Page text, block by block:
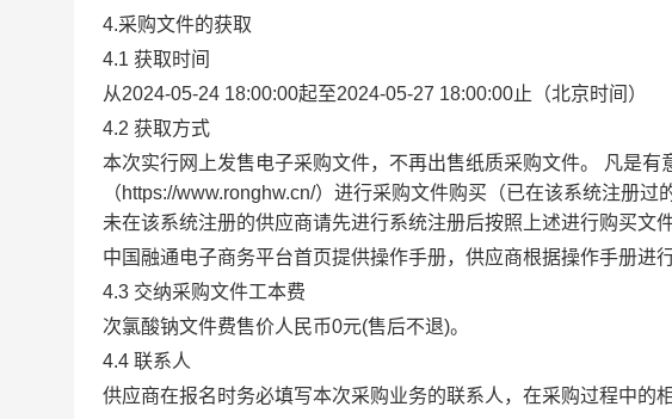
4.采购文件的获取
4.1 获取时间
从2024-05-24 18:00:00起至2024-05-27 18:00:00止（北京时间）
4.2 获取方式
本次实行网上发售电子采购文件，不再出售纸质采购文件。
凡是有
（https://www.ronghw.cn/）进行采购文件购买 （已在该系统注册过
未在该系统注册的供应商请先进行系统注册后按照上述进行购买文件
中国 融通电子商务平台首页提供操作手册，供应商根据操作手册进
4.3 交纳采购文件工本费
次氯酸钠文件费售价人民币0元(售后不退)。
4.4 联系人
供应商在报名 时务必填写本次采购业务的联系人，在采购过程中的